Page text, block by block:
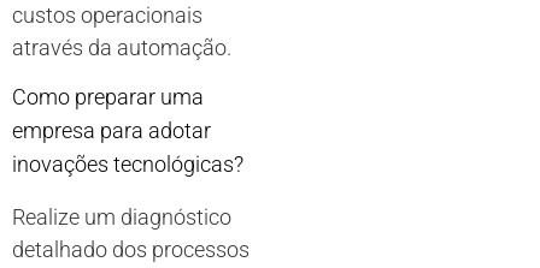
custos operacionais
através da automação.
Como preparar uma
empresa para adotar
inovações tecnológicas?
Realize um diagnóstico
detalhado dos processos